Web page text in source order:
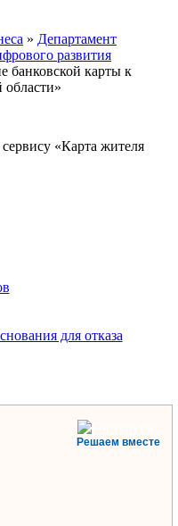
» Департамент
развития
банковской карты к
области»
«Карта жителя
для отказа
Решаем вместе